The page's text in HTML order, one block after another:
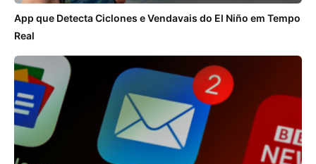
App que Detecta Ciclones e Vendavais do El Niño em Tempo
Real